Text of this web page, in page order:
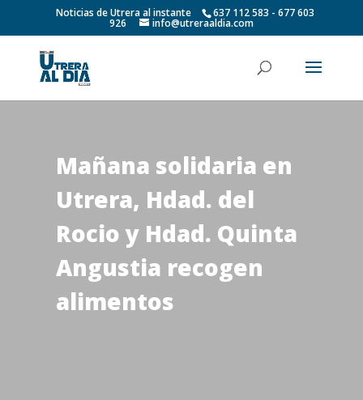
Noticias de Utrera al instante 637 112 583 - 677 603
926 info@utreraaldia.com
Mañana solidaria en
Utrera, Hdad. del
Rocio y Hdad. Quinta
Angustia recogen
alimentos